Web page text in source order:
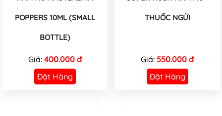
POPPERS 10ML (SMALL
BOTTLE)
Giá: 400.000 đ
Đặt Hàng
THUỐC NGỬI
Giá: 550.000 đ
Đặt Hàng